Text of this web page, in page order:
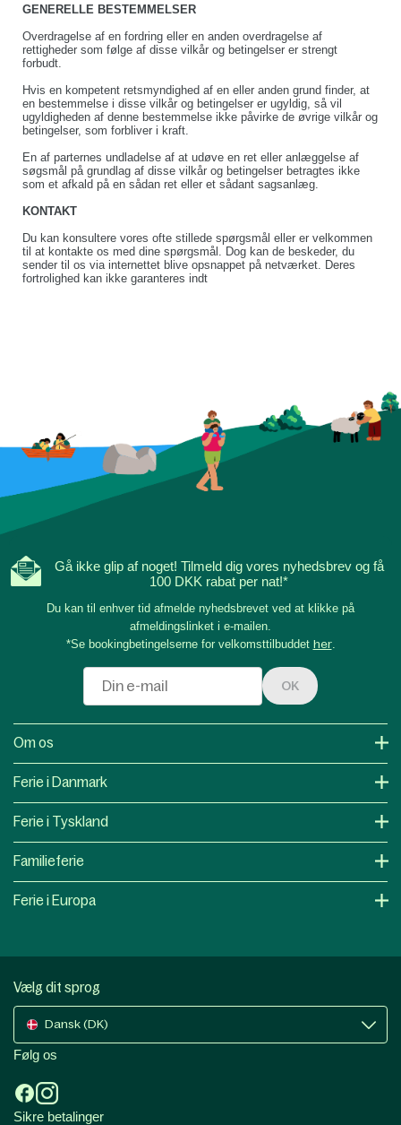
GENERELLE BESTEMMELSER
Overdragelse af en fordring eller en anden overdragelse af
rettigheder som følge af disse vilkår og betingelser er strengt
forbudt.
Hvis en kompetent retsmyndighed af en eller anden grund finder, at
en bestemmelse i disse vilkår og betingelser er ugyldig, så vil
ugyldigheden af denne bestemmelse ikke påvirke de øvrige vilkår og
betingelser, som forbliver i kraft.
En af parternes undladelse af at udøve en ret eller anlæggelse af
søgsmål på grundlag af disse vilkår og betingelser betragtes ikke
som et afkald på en sådan ret eller et sådant sagsanlæg.
KONTAKT
Du kan konsultere vores ofte stillede spørgsmål eller er velkommen
til at kontakte os med dine spørgsmål. Dog kan de beskeder, du
sender til os via internettet blive opsnappet på netværket. Deres
fortrolighed kan ikke garanteres indt
Gå ikke glip af noget! Tilmeld dig vores nyhedsbrev og få
100 DKK rabat per nat!*
Du kan til enhver tid afmelde nyhedsbrevet ved at klikke på
afmeldingslinket i e-mailen.
*Se bookingbetingelserne for velkomsttilbuddet her.
OK
Om os
Ferie i Danmark
Ferie i Tyskland
Familieferie
Ferie i Europa
Vælg dit sprog
Dansk (DK)
Følg os
Sikre betalinger